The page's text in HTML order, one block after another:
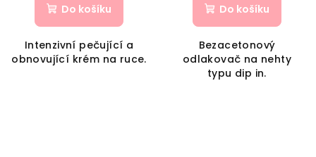
Do košíku
Intenzivní pečující a
obnovující krém na ruce.
Do košíku
Bezacetonový
odlakovač na nehty
typu dip in.